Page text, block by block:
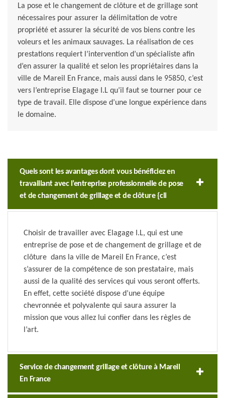
La pose et le changement de clôture et de grillage sont
nécessaires pour assurer la délimitation de votre
propriété et assurer la sécurité de vos biens contre les
voleurs et les animaux sauvages. La réalisation de ces
prestations requiert l’intervention d’un spécialiste afin
d’en assurer la qualité et selon les propriétaires dans la
ville de Mareil En France, mais aussi dans le 95850, c’est
vers l’entreprise Elagage I.L qu’il faut se tourner pour ce
type de travail. Elle dispose d’une longue expérience dans
le domaine.
Quels sont les avantages dont vous bénéficiez en
travaillant avec l’entreprise professionnelle de pose
et de changement de grillage et de clôture {cli
Choisir de travailler avec Elagage I.L, qui est une
entreprise de pose et de changement de grillage et de
clôture dans la ville de Mareil En France, c’est
s’assurer de la compétence de son prestataire, mais
aussi de la qualité des services qui vous seront offerts.
En effet, cette société dispose d’une équipe
chevronnée et polyvalente qui saura assurer la
mission que vous allez lui confier dans les règles de
l’art.
Service de changement grillage et clôture à Mareil
En France